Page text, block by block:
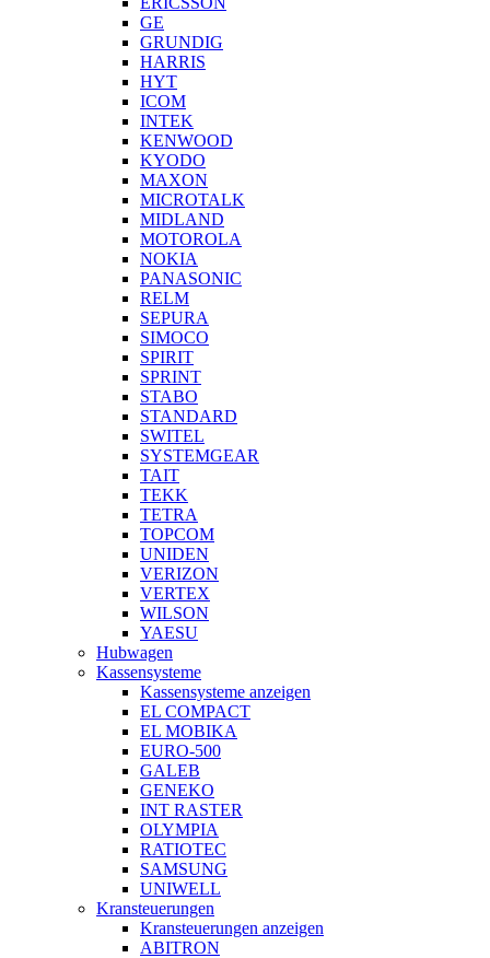
GE
GRUNDIG
HARRIS
HYT
ICOM
INTEK
KENWOOD
KYODO
MAXON
MICROTALK
MIDLAND
MOTOROLA
NOKIA
PANASONIC
RELM
SEPURA
SIMOCO
SPIRIT
SPRINT
STABO
STANDARD
SWITEL
SYSTEMGEAR
TAIT
TEKK
TETRA
TOPCOM
UNIDEN
VERIZON
VERTEX
WILSON
YAESU
Hubwagen
Kassensysteme
Kassensysteme anzeigen
EL COMPACT
EL MOBIKA
EURO-500
GALEB
GENEKO
INT RASTER
OLYMPIA
RATIOTEC
SAMSUNG
UNIWELL
Kransteuerungen
Kransteuerungen anzeigen
ABITRON